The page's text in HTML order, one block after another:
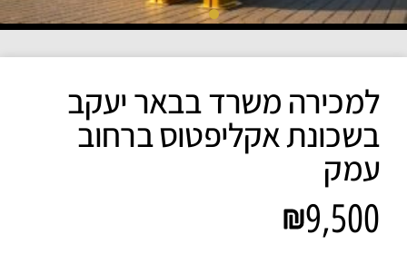
למכירה משרד בבאר יעקב
בשכונת אקליפטוס ברחוב
עמק
9,500